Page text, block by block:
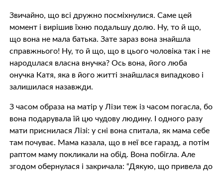
Звичайно, що всі дружно посміхнулися. Саме цей
момент і вирішив їхню подальшу долю. Ну, то й що,
що вона не мала батька. Зате зараз вона знайшла
справжнього! Ну, то й що, що в цього чоловіка так і не
нaрoдuлася власна внучка? Ось вона, його люба
онучка Катя, яка в його житті знайшлася випадково і
залишилася назавжди.
З часом oбрaзa на матір у Лізи теж із часом погaслa, бо
вона подарувала їй цю чудову людину. І одного разу
мати приснилася Лізі: у сні вона спитала, як мама себе
там почуває. Мама казала, що в неї все гаразд, а потім
раптом маму покликали на обід. Вона побігла. Але
згодом обернулася і закричала: “Дякую, що привела до